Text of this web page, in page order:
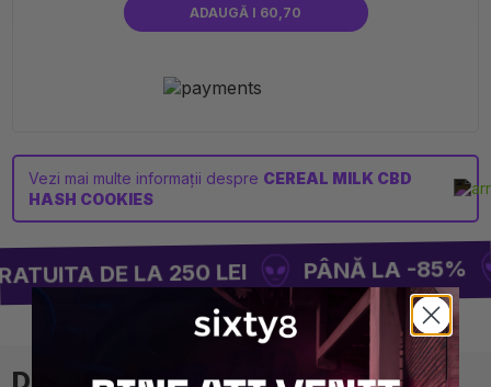
ADAUGĂ I 60,70
Vezi mai multe informații despre CEREAL MILK CBD
HASH COOKIES
DE LA 250 LEI PÂNĂ LA -85%
DIN ACEAȘI CATEGORIE⚡